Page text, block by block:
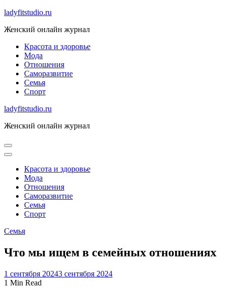
Skip
content
ladyfitstudio.ru
Женский онлайн журнал
Красота и здоровье
Мода
Отношения
Саморазвитие
Семья
Спорт
ladyfitstudio.ru
Женский онлайн журнал
Красота и здоровье
Мода
Отношения
Саморазвитие
Семья
Спорт
Семья
Что мы ищем в семейных отношениях
1 сентября 20243 сентября 2024
1 Min Read